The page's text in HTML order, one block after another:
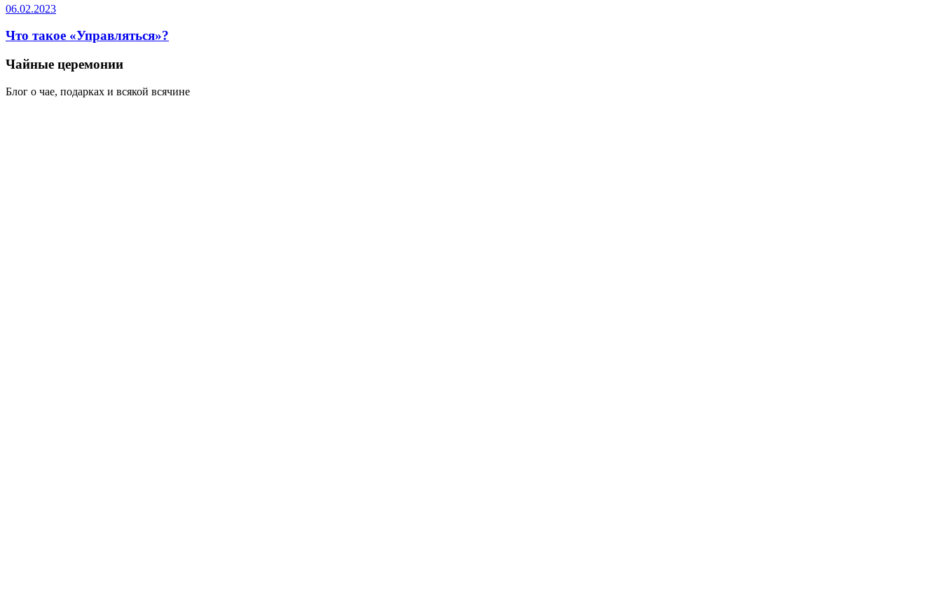
06.02.2023
Что такое «Управляться»?
Чайные церемонии
Блог о чае, подарках и всякой всячине